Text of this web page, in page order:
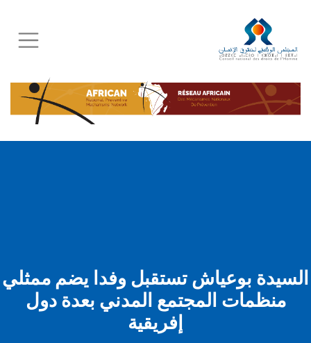
Skip
to
main
content
السيدة بوعياش تستقبل وفدا يضم ممثلي
منظمات المجتمع المدني بعدة دول
إفريقية